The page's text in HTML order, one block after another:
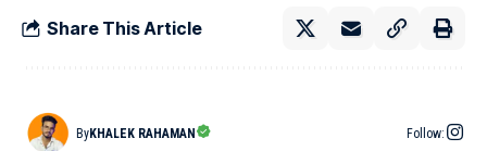
Share This Article
ByKHALEK RAHAMAN Follow: